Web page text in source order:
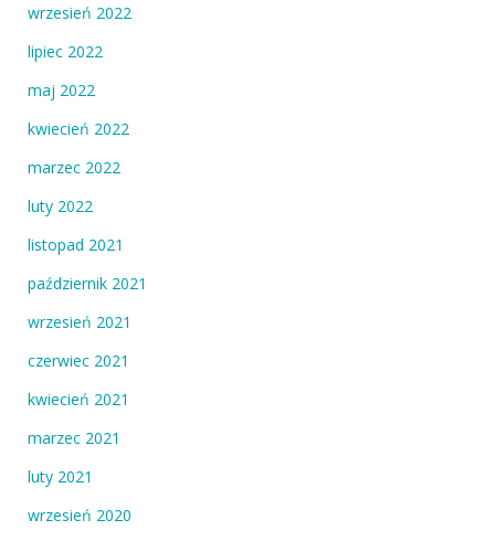
wrzesień 2022
lipiec 2022
maj 2022
kwiecień 2022
marzec 2022
luty 2022
listopad 2021
październik 2021
wrzesień 2021
czerwiec 2021
kwiecień 2021
marzec 2021
luty 2021
wrzesień 2020